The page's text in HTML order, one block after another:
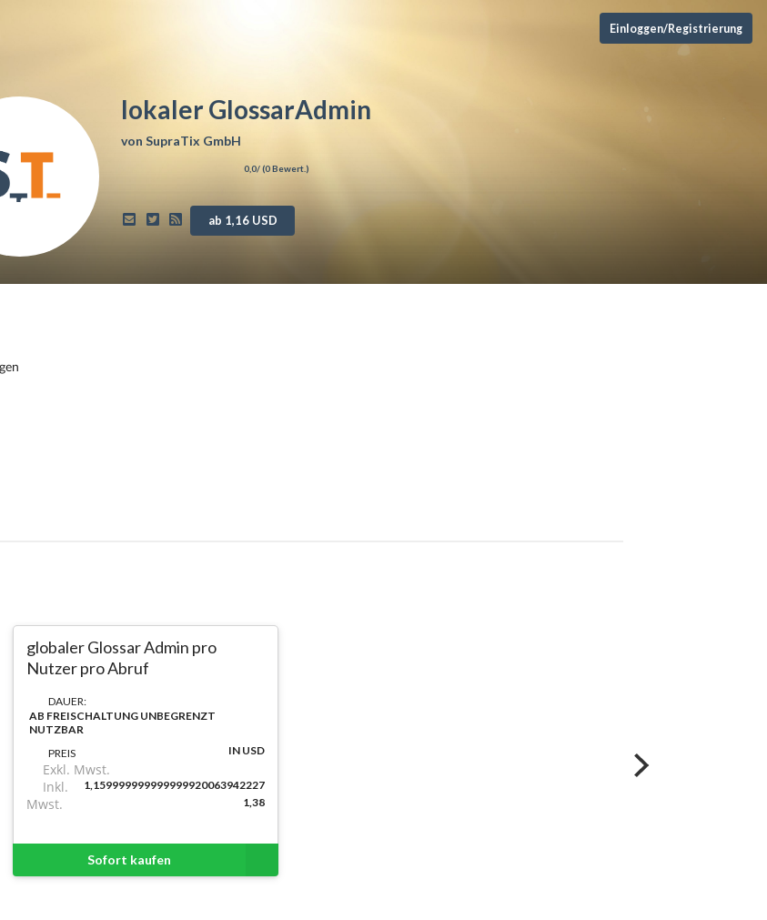
Einloggen/Registrierung
lokaler GlossarAdmin
von SupraTix GmbH
0,0/ (0Bewert.)
ab 1,16 USD
globaler Glossar Admin pro
Nutzer pro Abruf
DAUER:
AB FREISCHALTUNG UNBEGRENZT
NUTZBAR
PREIS
IN USD
Exkl. Mwst.
1,159999999999999920063942227
Inkl.
Mwst.
1,38
Sofort kaufen